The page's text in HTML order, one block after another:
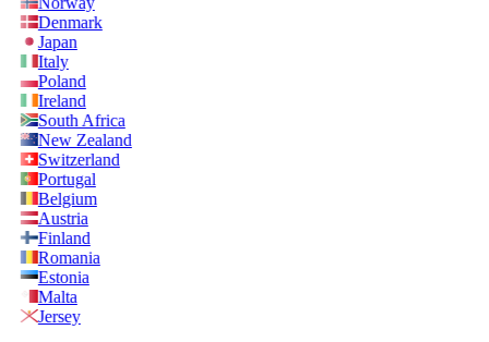
Denmark
Japan
Italy
Poland
Ireland
South Africa
New Zealand
Switzerland
Portugal
Belgium
Austria
Finland
Romania
Estonia
Malta
Jersey